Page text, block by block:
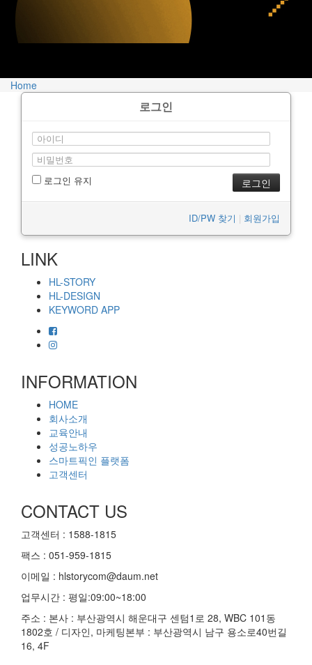
Home
로그인
로그인 유지
ID/PW 찾기 | 회원가입
LINK
HL-STORY
HL-DESIGN
KEYWORD APP
INFORMATION
HOME
회사소개
교육안내
성공노하우
스마트픽인 플랫폼
고객센터
CONTACT US
고객센터 : 1588-1815
팩스 : 051-959-1815
이메일 : hlstorycom@daum.net
업무시간 : 평일:09:00~18:00
주소 : 본사 : 부산광역시 해운대구 센텀1로 28, WBC 101동
1802호 / 디자인, 마케팅본부 : 부산광역시 남구 용소로40번길
16, 4F